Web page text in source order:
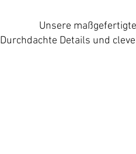
Unsere
Durchdachte Details und